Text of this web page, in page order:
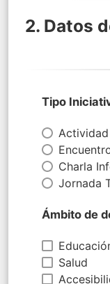
2. Datos
Tipo
Charla
Jornada
Ámbito de
Salud